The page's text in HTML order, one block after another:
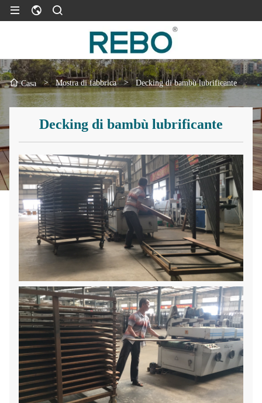
Casa > Mostra di fabbrica > Decking di bambù lubrificante
Decking di bambù lubrificante